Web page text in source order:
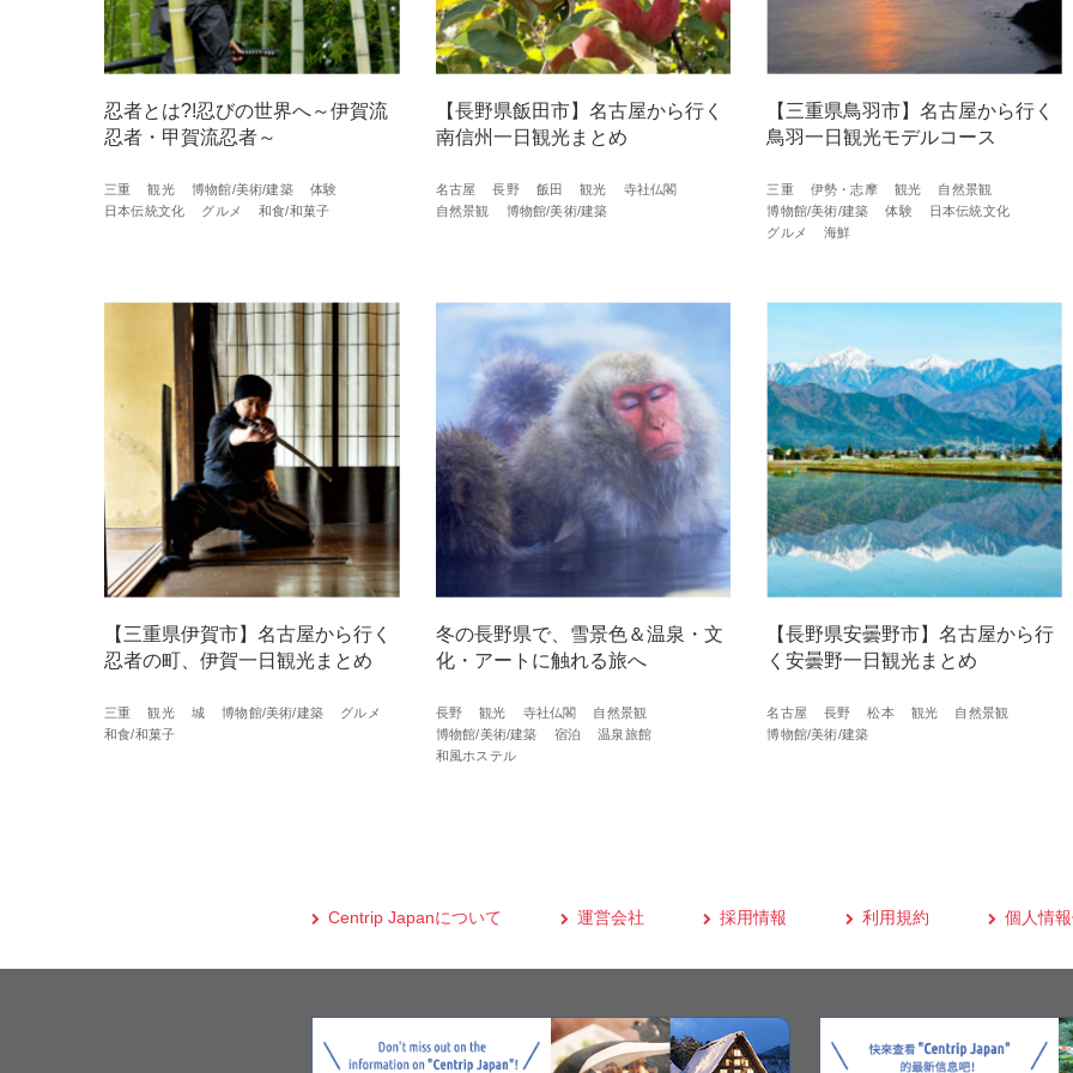
忍者とは?!忍びの世界へ～伊賀流
忍者・甲賀流忍者～
三重 観光 博物館/美術/建築
体験
日本伝統文化
グルメ 和食/和菓子
【長野県飯田市】名古屋から行く
南信州一日観光まとめ
名古屋 長野 飯田 観光
寺社仏閣
自然景観
博物館/美術/建築
【三重県鳥羽市】名古屋から行く
鳥羽一日観光モデルコース
三重 伊勢・志摩 観光
自然景観
博物館/美術/建築
体験
日本伝統文化
グルメ
海鮮
【三重県伊賀市】名古屋から行く
忍者の町、伊賀一日観光まとめ
三重 観光 城 博物館/美術/建築
グルメ
和食/和菓子
冬の長野県で、雪景色＆温泉・文
化・アートに触れる旅へ
長野 観光 寺社仏閣
自然景観
博物館/美術/建築
宿泊
温泉旅館
和風ホステル
【長野県安曇野市】名古屋から行
く安曇野一日観光まとめ
名古屋 長野 松本 観光
自然景観
博物館/美術/建築
Centrip Japanについて 運営会社 採用情報 利用規約 個人情